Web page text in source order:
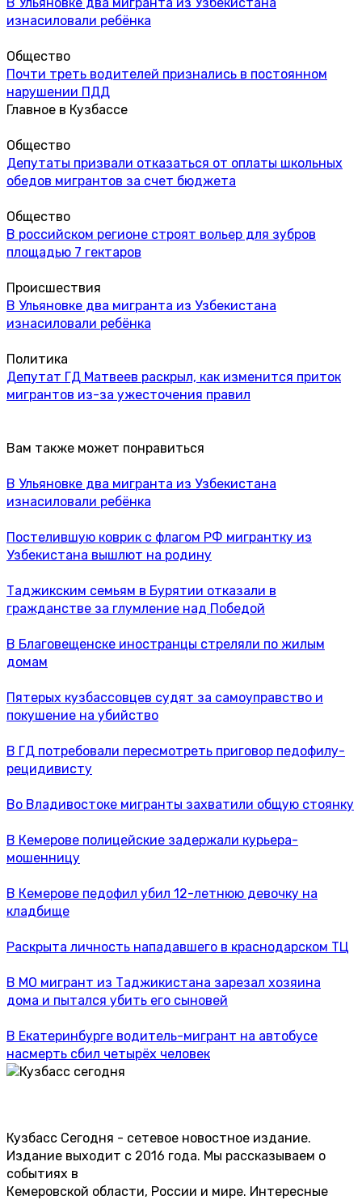
изнасиловали ребёнка
Общество
Почти треть водителей признались в постоянном
нарушении ПДД
Главное в Кузбассе
Общество
Депутаты призвали отказаться от оплаты школьных
обедов мигрантов за счет бюджета
Общество
В российском регионе строят вольер для зубров
площадью 7 гектаров
Происшествия
В Ульяновке два мигранта из Узбекистана
изнасиловали ребёнка
Политика
Депутат ГД Матвеев раскрыл, как изменится приток
мигрантов из-за ужесточения правил
Вам также может понравиться
В Ульяновке два мигранта из Узбекистана
изнасиловали ребёнка
Постелившую коврик с флагом РФ мигрантку из
Узбекистана вышлют на родину
Таджикским семьям в Бурятии отказали в
гражданстве за глумление над Победой
В Благовещенске иностранцы стреляли по жилым
домам
Пятерых кузбассовцев судят за самоуправство и
покушение на убийство
В ГД потребовали пересмотреть приговор педофилу-
рецидивисту
Во Владивостоке мигранты захватили общую стоянку
В Кемерове полицейские задержали курьера-
мошенницу
В Кемерове педофил убил 12-летнюю девочку на
кладбище
Раскрыта личность нападавшего в краснодарском ТЦ
В МО мигрант из Таджикистана зарезал хозяина
дома и пытался убить его сыновей
В Екатеринбурге водитель-мигрант на автобусе
насмерть сбил четырёх человек
Кузбасс Сегодня - сетевое новостное издание.
Издание выходит с 2016 года. Мы рассказываем о
событиях в
Кемеровской области, России и мире. Интересные